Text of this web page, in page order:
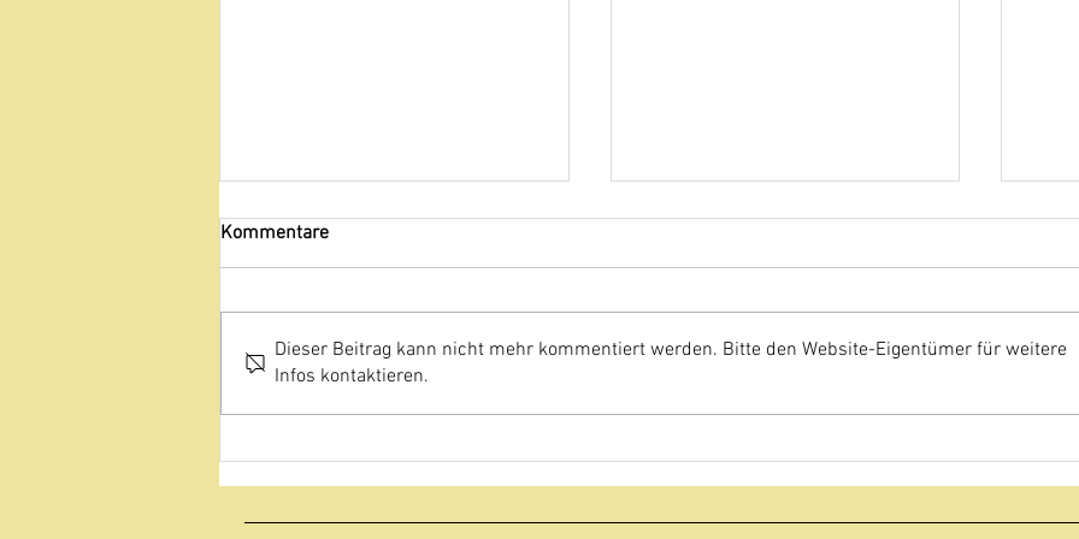
Villa Saint Marc erhält eine
Auszeichnung für 2026
Matthieu Peck in der Villa Saint
Villa
2024
Kommentare
Dieser Beitrag kann nicht mehr kommentiert werden. Bitte den Website-Eigentümer für weitere
Infos kontaktieren.